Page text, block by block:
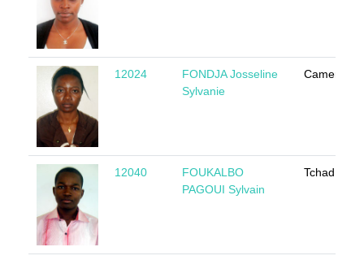
12024
FONDJA Josseline
Sylvanie
Cameroun
12040
FOUKALBO
PAGOUI Sylvain
Tchad